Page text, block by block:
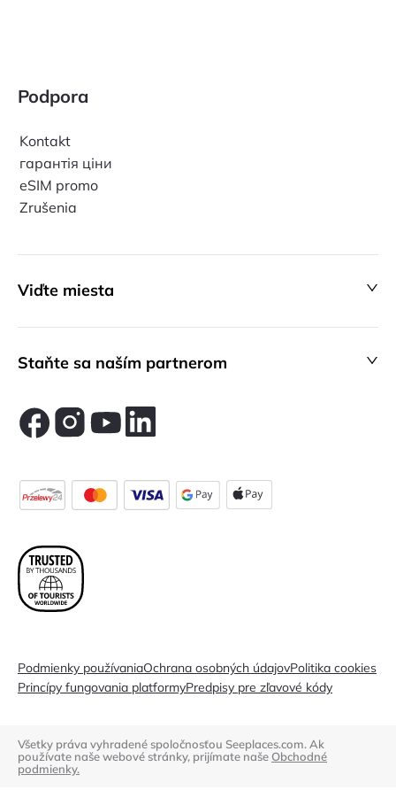
Podpora
Kontakt
гарантія ціни
eSIM promo
Zrušenia
Viďte miesta
Staňte sa naším partnerom
Podmienky používaniaOchrana osobných údajovPolitika cookies
Princípy fungovania platformyPredpisy pre zľavové kódy
Všetky práva vyhradené spoločnosťou Seeplaces.com. Ak
používate naše webové stránky, prijímate našeObchodné
podmienky.